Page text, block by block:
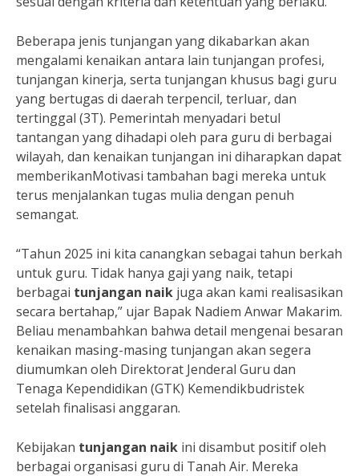
Beberapa jenis tunjangan yang dikabarkan akan
mengalami kenaikan antara lain tunjangan profesi,
tunjangan kinerja, serta tunjangan khusus bagi guru
yang bertugas di daerah terpencil, terluar, dan
tertinggal (3T). Pemerintah menyadari betul
tantangan yang dihadapi oleh para guru di berbagai
wilayah, dan kenaikan tunjangan ini diharapkan dapat
memberikanMotivasi tambahan bagi mereka untuk
terus menjalankan tugas mulia dengan penuh
semangat.
“Tahun 2025 ini kita canangkan sebagai tahun berkah
untuk guru. Tidak hanya gaji yang naik, tetapi
berbagai tunjangan naik juga akan kami realisasikan
secara bertahap,” ujar Bapak Nadiem Anwar Makarim.
Beliau menambahkan bahwa detail mengenai besaran
kenaikan masing-masing tunjangan akan segera
diumumkan oleh Direktorat Jenderal Guru dan
Tenaga Kependidikan (GTK) Kemendikbudristek
setelah finalisasi anggaran.
Kebijakan tunjangan naik ini disambut positif oleh
berbagai organisasi guru di Tanah Air. Mereka